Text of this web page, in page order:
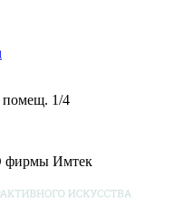
помещ. 1/4
фирмы Имтек